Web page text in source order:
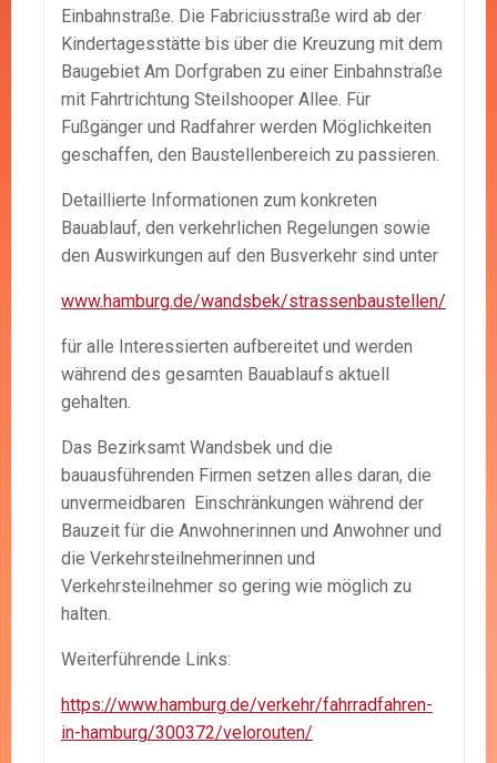
Einbahnstraße. Die Fabriciusstraße wird ab der
Kindertagesstätte bis über die Kreuzung mit dem
Baugebiet Am Dorfgraben zu einer Einbahnstraße
mit Fahrtrichtung Steilshooper Allee. Für
Fußgänger und Radfahrer werden Möglichkeiten
geschaffen, den Baustellenbereich zu passieren.
Detaillierte Informationen zum konkreten
Bauablauf, den verkehrlichen Regelungen sowie
den Auswirkungen auf den Busverkehr sind unter
www.hamburg.de/wandsbek/strassenbaustellen/
für alle Interessierten aufbereitet und werden
während des gesamten Bauablaufs aktuell
gehalten.
Das Bezirksamt Wandsbek und die
bauausführenden Firmen setzen alles daran, die
unvermeidbaren Einschränkungen während der
Bauzeit für die Anwohnerinnen und Anwohner und
die Verkehrsteilnehmerinnen und
Verkehrsteilnehmer so gering wie möglich zu
halten.
Weiterführende Links:
https://www.hamburg.de/verkehr/fahrradfahren-
in-hamburg/300372/velorouten/